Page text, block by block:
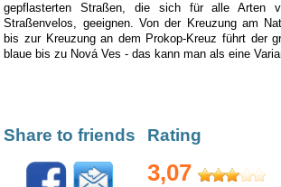
gepflasterten Straßen, die sich für alle Arten
Straßenvelos, geeignen.Von der Kreuzung am
bis zur Kreuzung an dem Prokop-Kreuz führt der
blaue bis zu Nová Ves - das kann man als eine
Share to friends Rating
3,07